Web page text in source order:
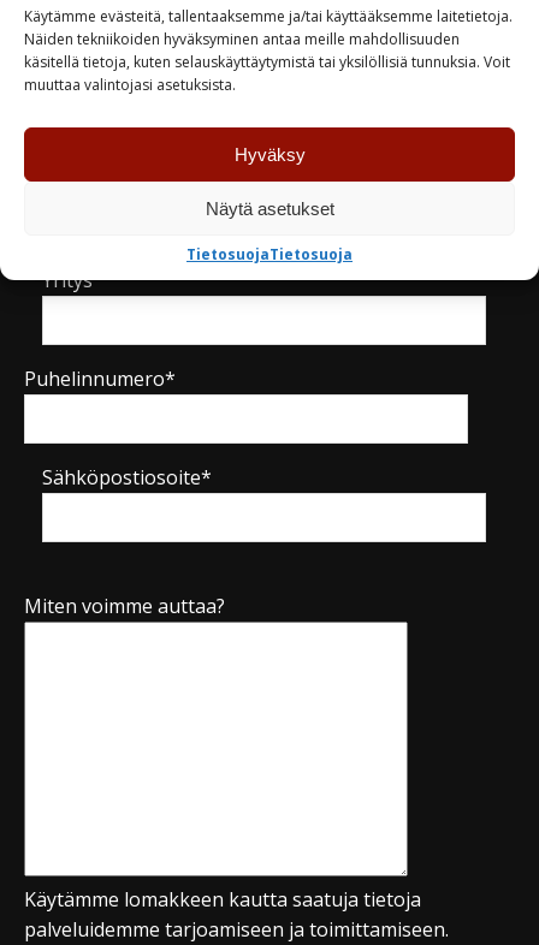
Käytämme evästeitä, tallentaaksemme ja/tai käyttääksemme laitetietoja.
Näiden tekniikoiden hyväksyminen antaa meille mahdollisuuden
käsitellä tietoja, kuten selauskäyttäytymistä tai yksilöllisiä tunnuksia. Voit
muuttaa valintojasi asetuksista.
Hyväksy
Näytä asetukset
TietosuojaTietosuoja
Kysy tuotteesta / ota yhteyttä
Nimi*
Yritys
Puhelinnumero*
Sähköpostiosoite*
Miten voimme auttaa?
Käytämme lomakkeen kautta saatuja tietoja
palveluidemme tarjoamiseen ja toimittamiseen.